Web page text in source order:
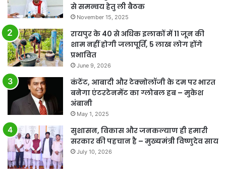
से समन्वय हेतु ली बैठक
November 15, 2025
रायपुर के 40 से अधिक इलाकों में 11 जून की
शाम नहीं होगी जलापूर्ति, 5 लाख लोग होंगे
प्रभावित
June 9, 2026
कंटेंट, आबादी और टेक्नोलॉजी के दम पर भारत
बनेगा एंटरटेनमेंट का ग्लोबल हब – मुकेश
अंबानी
May 1, 2025
सुशासन, विकास और जनकल्याण ही हमारी
सरकार की पहचान है – मुख्यमंत्री विष्णुदेव साय
July 10, 2026